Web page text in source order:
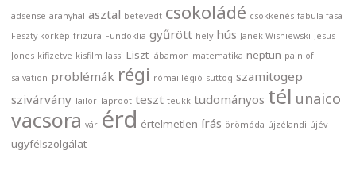
adsense aranyhal asztal betévedt csokoládé csökkenés fabula fasa
Feszty körkép frizura Fundoklia gyűrött hely hús Janek Wisniewski Jesus
Jones kifizetve kisfilm lassi Liszt lábamon matematika neptun pain of
salvation problémák régi római légió suttog szamitogep
szivárvány Tailor Taproot teszt teükk tudományos tél unaico
vacsora vár érd értelmetlen írás örömóda újzélandi újév
ügyfélszolgálat